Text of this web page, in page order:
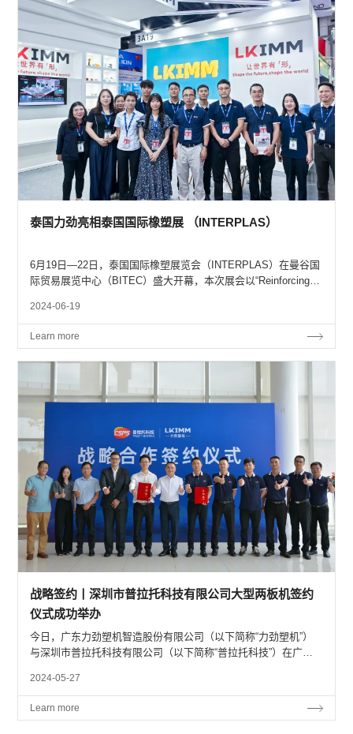
泰国力劲亮相泰国国际橡塑展 （INTERPLAS）
6月19日—22日，泰国国际橡塑展览会（INTERPLAS）在曼谷国
际贸易展览中心（BITEC）盛大开幕，本次展会以“Reinforcing
家参展商，预计将吸引近10万名行业精英与观展者，共...
2024-06-19
Learn more
战略签约丨深圳市普拉托科技有限公司大型两板机签约
仪式成功举办
今日，广东力劲塑机智造股份有限公司（以下简称“力劲塑机”）
与深圳市普拉托科技有限公司（以下简称“普拉托科技”）在广东
经理漆文星先生、联合创始人林泽权先生...
2024-05-27
Learn more